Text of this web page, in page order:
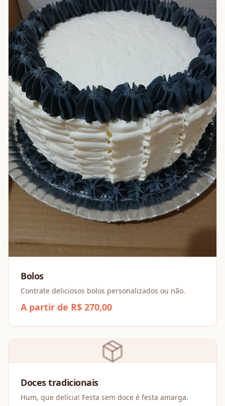
Bolos
Contrate deliciosos bolos personalizados ou não.
A partir de R$ 270,00
Doces tradicionais
Hum, que delícia! Festa sem doce é festa amarga.